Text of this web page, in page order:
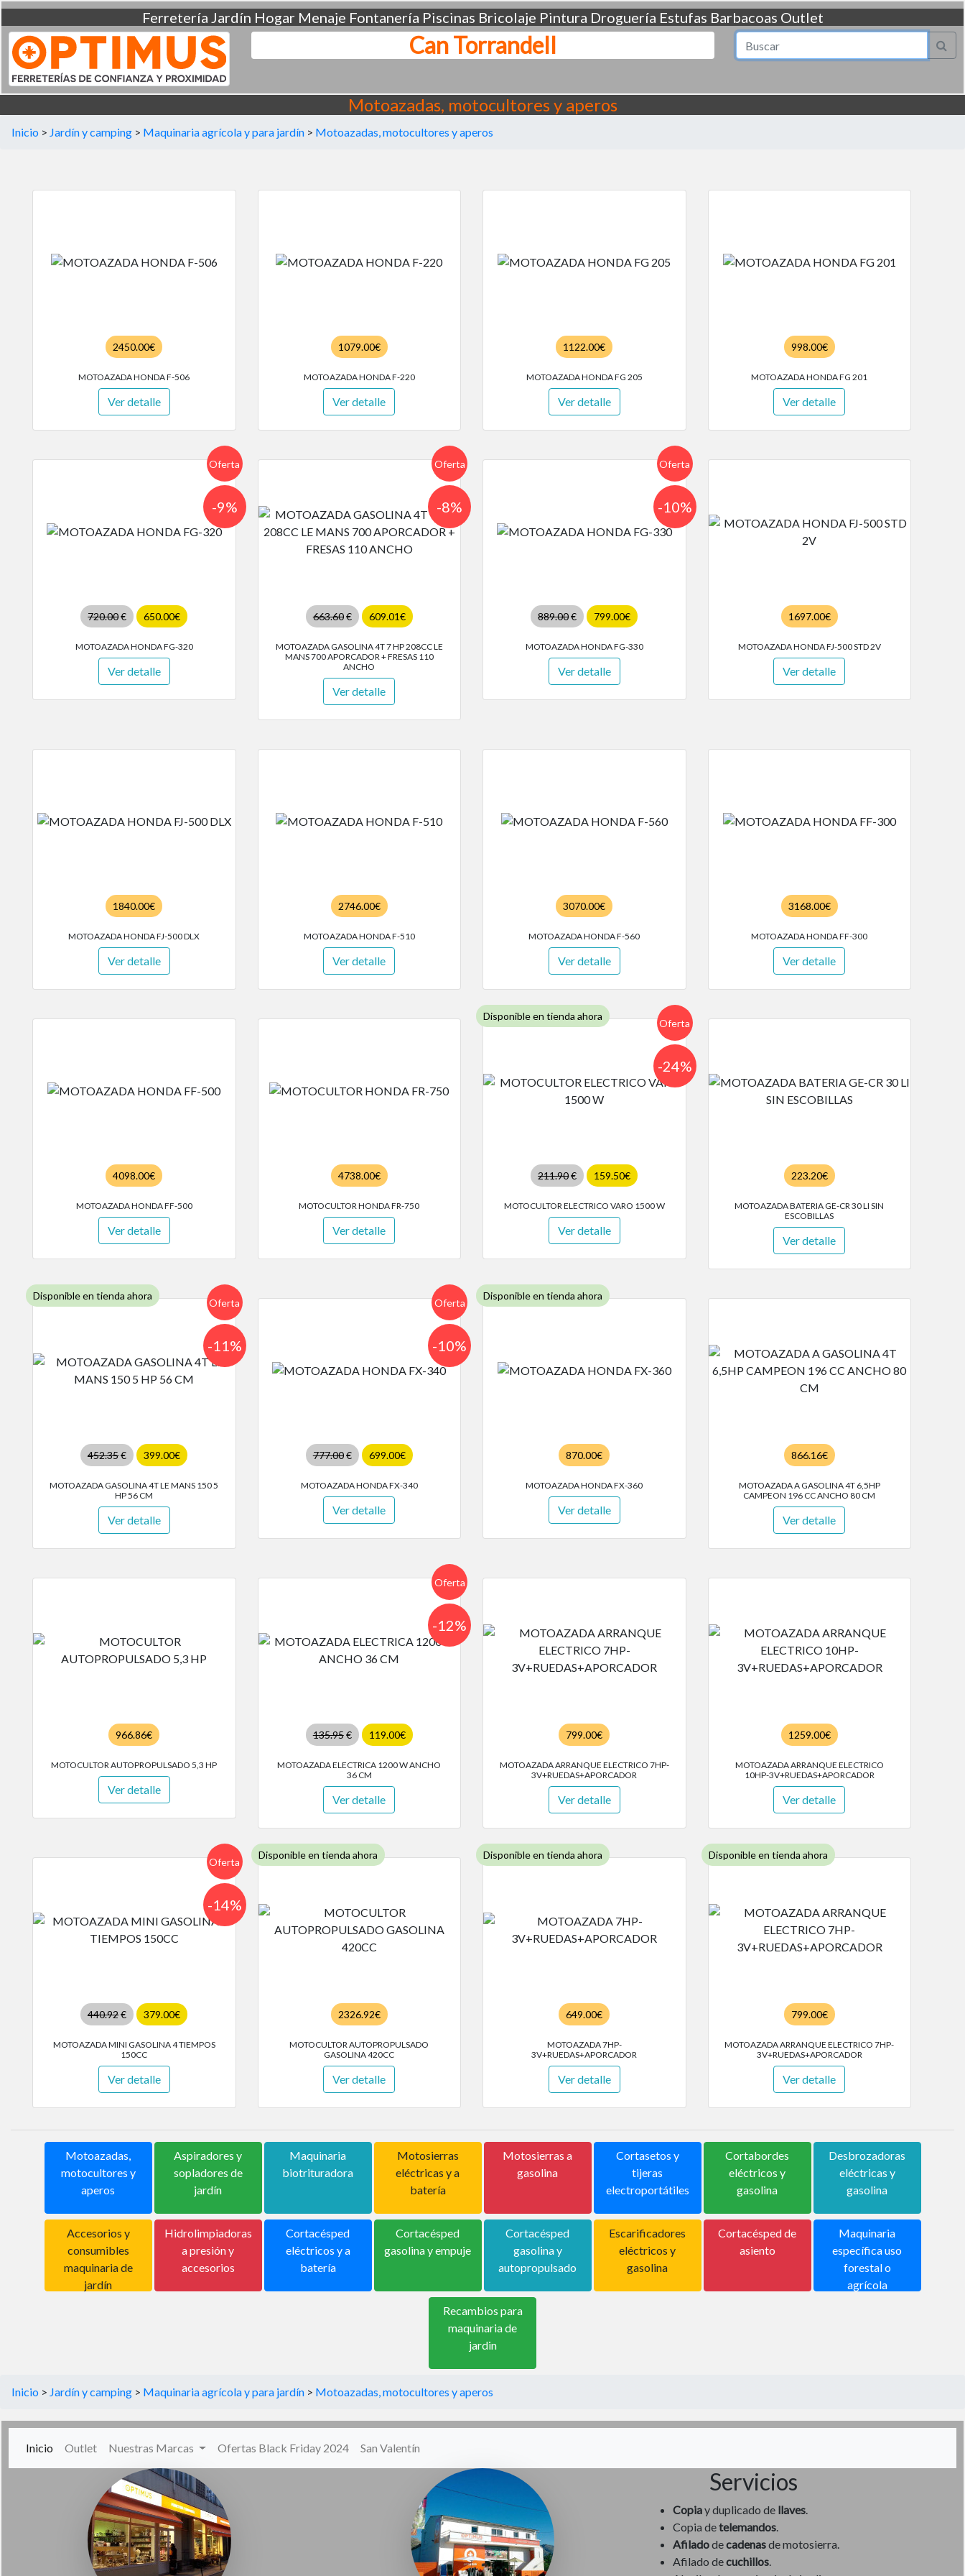
Ferretería Jardín Hogar Menaje Fontanería Piscinas Bricolaje Pintura Droguería Estufas Barbacoas Outlet
Can Torrandell
Motoazadas, motocultores y aperos
Inicio > Jardín y camping > Maquinaria agrícola y para jardín > Motoazadas, motocultores y aperos
2450.00€
MOTOAZADA HONDA F-506
Ver detalle
1079.00€
MOTOAZADA HONDA F-220
Ver detalle
1122.00€
MOTOAZADA HONDA FG 205
Ver detalle
998.00€
MOTOAZADA HONDA FG 201
Ver detalle
Oferta
720.00€ 650.00€
-9%
MOTOAZADA HONDA FG-320
Ver detalle
Oferta
663.60€ 609.01€
-8%
MOTOAZADA GASOLINA 4T 7 HP 208CC LE
MANS 700 APORCADOR + FRESAS 110
ANCHO
Ver detalle
Oferta
889.00€ 799.00€
-10%
MOTOAZADA HONDA FG-330
Ver detalle
1697.00€
MOTOAZADA HONDA FJ-500 STD 2V
Ver detalle
1840.00€
MOTOAZADA HONDA FJ-500 DLX
Ver detalle
2746.00€
MOTOAZADA HONDA F-510
Ver detalle
3070.00€
MOTOAZADA HONDA F-560
Ver detalle
3168.00€
MOTOAZADA HONDA FF-300
Ver detalle
4098.00€
MOTOAZADA HONDA FF-500
Ver detalle
4738.00€
MOTOCULTOR HONDA FR-750
Ver detalle
Disponible en tienda ahora
Oferta
211.90€ 159.50€
-24%
MOTOCULTOR ELECTRICO VARO 1500 W
Ver detalle
223.20€
MOTOAZADA BATERIA GE-CR 30 LI SIN
ESCOBILLAS
Ver detalle
Disponible en tienda ahora
Oferta
452.35€ 399.00€
-11%
MOTOAZADA GASOLINA 4T LE MANS 150 5
HP 56 CM
Ver detalle
Oferta
777.00€ 699.00€
-10%
MOTOAZADA HONDA FX-340
Ver detalle
Disponible en tienda ahora
870.00€
MOTOAZADA HONDA FX-360
Ver detalle
866.16€
MOTOAZADA A GASOLINA 4T 6,5HP
CAMPEON 196 CC ANCHO 80 CM
Ver detalle
966.86€
MOTOCULTOR AUTOPROPULSADO 5,3 HP
Ver detalle
Oferta
135.95€ 119.00€
-12%
MOTOAZADA ELECTRICA 1200 W ANCHO
36 CM
Ver detalle
799.00€
MOTOAZADA ARRANQUE ELECTRICO 7HP-
3V+RUEDAS+APORCADOR
Ver detalle
1259.00€
MOTOAZADA ARRANQUE ELECTRICO
10HP-3V+RUEDAS+APORCADOR
Ver detalle
Oferta
440.92€ 379.00€
-14%
MOTOAZADA MINI GASOLINA 4 TIEMPOS
150CC
Ver detalle
Disponible en tienda ahora
2326.92€
MOTOCULTOR AUTOPROPULSADO
GASOLINA 420CC
Ver detalle
Disponible en tienda ahora
649.00€
MOTOAZADA 7HP-
3V+RUEDAS+APORCADOR
Ver detalle
Disponible en tienda ahora
799.00€
MOTOAZADA ARRANQUE ELECTRICO 7HP-
3V+RUEDAS+APORCADOR
Ver detalle
Motoazadas,
motocultores y
aperos
Aspiradores y
sopladores de
jardín
Maquinaria
biotrituradora
Motosierras
eléctricas y a
batería
Motosierras a
gasolina
Cortasetos y
tijeras
electroportátiles
Cortabordes
eléctricos y
gasolina
Desbrozadoras
eléctricas y
gasolina
Accesorios y
consumibles
maquinaria de
jardín
Hidrolimpiadoras
a presión y
accesorios
Cortacésped
eléctricos y a
batería
Cortacésped
gasolina y empuje
Cortacésped
gasolina y
autopropulsado
Escarificadores
eléctricos y
gasolina
Cortacésped de
asiento
Maquinaria
específica uso
forestal o
agrícola
Recambios para
maquinaria de
jardin
Inicio > Jardín y camping > Maquinaria agrícola y para jardín > Motoazadas, motocultores y aperos
Inicio (current)
Outlet Nuestras Marcas Ofertas Black Friday 2024 San Valentín
Servicios
Copiay duplicado de llaves.
Copia detelemandos.
Afiladodecadenasde motosierra.
Afilado decuchillos.